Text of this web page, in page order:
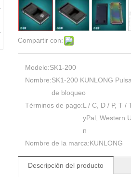
Compartir con:
Modelo:SK1-200
Nombre:SK1-200 KUNLONG
de bloqueo
Términos de pago:L / C, D / P, T /
yPal, Western
n
Nombre de la marca:KUNLONG
Descripción del producto